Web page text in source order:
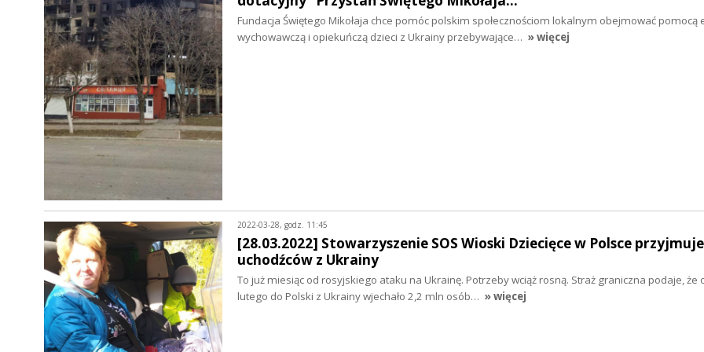
Fundacja Świętego Mikołaja chce pomóc polskim społecznościom lokalnym obejmować pomocą
wychowawczą i opiekuńczą dzieci z Ukrainy przebywające… » więcej
2022-03-28, godz. 11:45
[28.03.2022] Stowarzyszenie SOS Wioski Dziecięce w Polsce przyjmuje
uchodźców z Ukrainy
To już miesiąc od rosyjskiego ataku na Ukrainę. Potrzeby wciąż rosną. Straż graniczna podaje, że
lutego do Polski z Ukrainy wjechało 2,2 mln osób… » więcej